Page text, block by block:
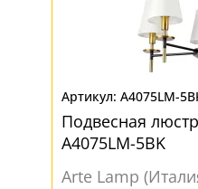
A4075LM-
Подвесная
A4075LM-5BK
Arte Lamp